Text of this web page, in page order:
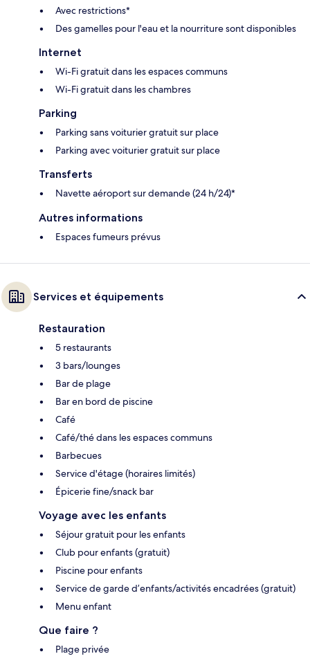
Avec restrictions*
Des gamelles pour l'eau et la nourriture sont disponibles
Internet
Wi-Fi gratuit dans les espaces communs
Wi-Fi gratuit dans les chambres
Parking
Parking sans voiturier gratuit sur place
Parking avec voiturier gratuit sur place
Transferts
Navette aéroport sur demande (24 h/24)*
Autres informations
Espaces fumeurs prévus
Services et équipements
Restauration
5 restaurants
3 bars/lounges
Bar de plage
Bar en bord de piscine
Café
Café/thé dans les espaces communs
Barbecues
Service d'étage (horaires limités)
Épicerie fine/snack bar
Voyage avec les enfants
Séjour gratuit pour les enfants
Club pour enfants (gratuit)
Piscine pour enfants
Service de garde d’enfants/activités encadrées (gratuit)
Menu enfant
Que faire ?
Plage privée